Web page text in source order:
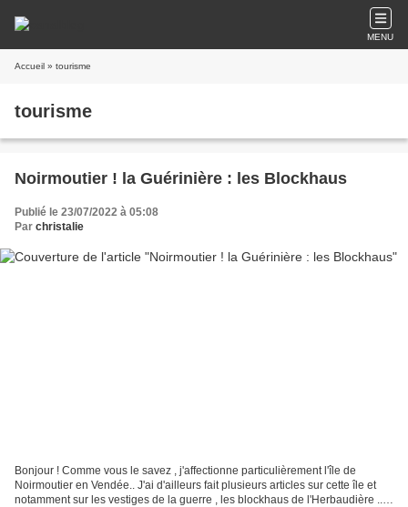
MENU
Accueil » tourisme
tourisme
Noirmoutier ! la Guérinière : les Blockhaus
Publié le 23/07/2022 à 05:08
Par christalie
Bonjour ! Comme vous le savez , j'affectionne particulièrement l'île de
Noirmoutier en Vendée.. J'ai d'ailleurs fait plusieurs articles sur cette île et
notamment sur les vestiges de la guerre , les blockhaus de l'Herbaudière ..